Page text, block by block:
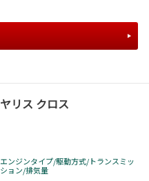
ヤリス クロス
エンジンタイプ/駆動方式/トランスミッ
ション/排気量